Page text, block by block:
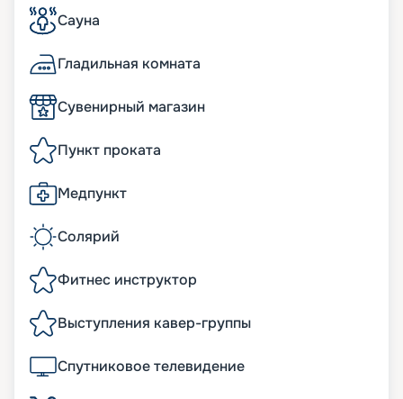
Сауна
Гладильная комната
Сувенирный магазин
Пункт проката
Медпункт
Солярий
Фитнес инструктор
Выступления кавер-группы
Спутниковое телевидение